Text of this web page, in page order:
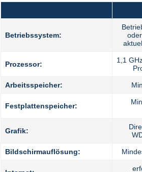
Betriebssystem:
Prozessor:
1,1
Arbeitsspeicher:
Festplattenspeicher:
Grafik:
Bildschirmauflösung: